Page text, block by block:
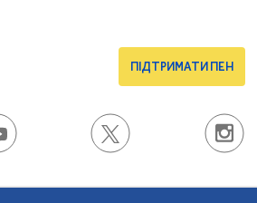
ПІДТРИМАТИ ПЕН